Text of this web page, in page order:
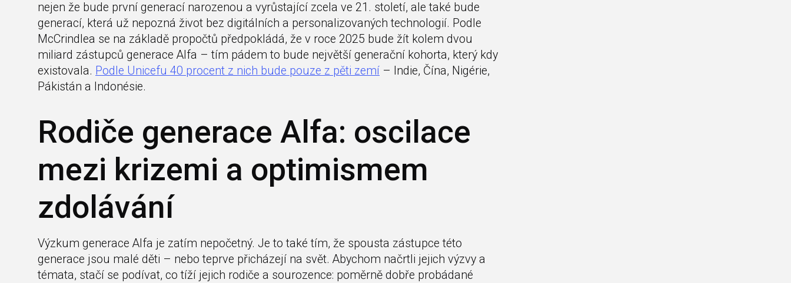
nejen že bude první generací narozenou a vyrůstající zcela ve 21. století, ale také bude
generací, která už nepozná život bez digitálních a personalizovaných technologií. Podle
McCrindlea se na základě propočtů předpokládá, že v roce 2025 bude žít kolem dvou
miliard zástupců generace Alfa – tím pádem to bude největší generační kohorta, který kdy
existovala. Podle Unicefu 40 procent z nich bude pouze z pěti zemí – Indie, Čína, Nigérie,
Pákistán a Indonésie.
Rodiče generace Alfa: oscilace
mezi krizemi a optimismem
zdolávání
Výzkum generace Alfa je zatím nepočetný. Je to také tím, že spousta zástupce této
generace jsou malé děti – nebo teprve přicházejí na svět. Abychom načrtli jejich výzvy a
témata, stačí se podívat, co tíží jejich rodiče a sourozence: poměrně dobře probádané